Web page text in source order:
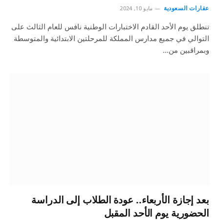
عقارات السعودية مايو 10, 2024
تنطلق يوم الأحد القادم الاختبارات الوطنية نافس للعام الثالث على
التوالي في جميع مدارس المملكة للمرحلتين الابتدائية والمتوسطة
وبمراقبين من…
بعد إجازة الأربعاء.. عودة الطلاب إلى الدراسة
الحضورية يوم الأحد المقبل